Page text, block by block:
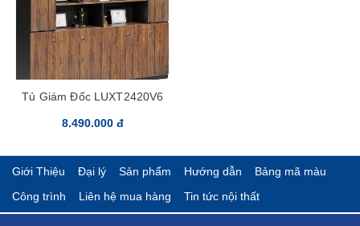
Tủ Giám Đốc LUXT2420V6
8.490.000 đ
Giới Thiệu Đại lý Sản phẩm Hướng dẫn
Bảng mã màu
Công trình
Liên hệ mua hàng Tin tức nội thất